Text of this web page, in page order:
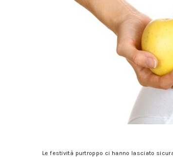
Le festività purtroppo ci hanno lasciato